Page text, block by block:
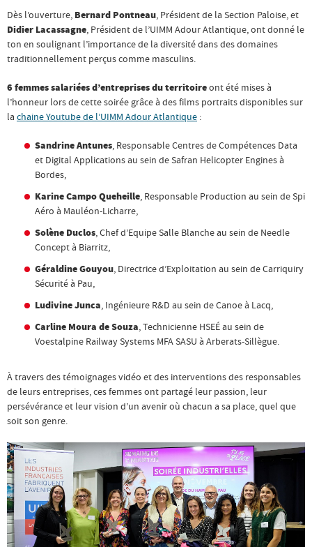
Dès l’ouverture, Bernard Pontneau, Président de la Section Paloise, et
Didier Lacassagne, Président de l’UIMM Adour Atlantique, ont donné le
ton en soulignant l’importance de la diversité dans des domaines
traditionnellement perçus comme masculins.
6 femmes salariées d’entreprises du territoireont été mises à
l’honneur lors de cette soirée grâce à des films portraits disponibles sur
la chaine Youtube de l’UIMM Adour Atlantique :
Sandrine Antunes, Responsable Centres de Compétences Data
et Digital Applications au sein de Safran Helicopter Engines à
Bordes,
Karine Campo Queheille, Responsable Production au sein de Spi
Aéro à Mauléon-Licharre,
Solène Duclos, Chef d’Equipe Salle Blanche au sein de Needle
Concept à Biarritz,
Géraldine Gouyou, Directrice d’Exploitation au sein de Carriquiry
Sécurité à Pau,
Ludivine Junca, Ingénieure R&D au sein de Canoe à Lacq,
Carline Moura de Souza, Technicienne HSEÉ au sein de
Voestalpine Railway Systems MFA SASU à Arberats-Sillègue.
À travers des témoignages vidéo et des interventions des responsables
de leurs entreprises, ces femmes ont partagé leur passion, leur
persévérance et leur vision d’un avenir où chacun a sa place, quel que
soit son genre.